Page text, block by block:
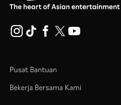
Pusat Bantuan
Bekerja Bersama Kami